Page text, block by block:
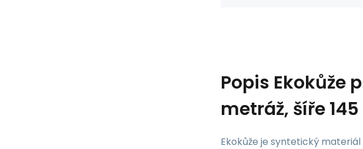
Popis Ekokůže
metráž, šíře
Ekokůže je syntetický